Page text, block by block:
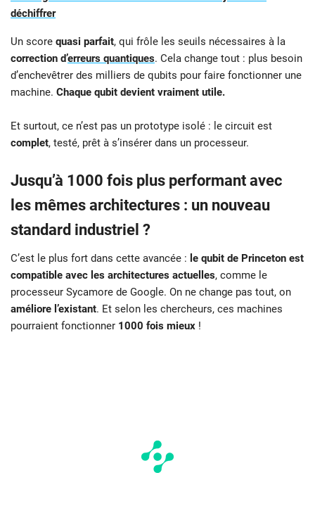
déchiffrer
Un score quasi parfait, qui frôle les seuils nécessaires à la
correction d’erreurs quantiques. Cela change tout : plus besoin
d’enchevêtrer des milliers de qubits pour faire fonctionner une
machine. Chaque qubit devient vraiment utile.
Et surtout, ce n’est pas un prototype isolé : le circuit est
complet, testé, prêt à s’insérer dans un processeur.
Jusqu’à 1000 fois plus performant avec
les mêmes architectures : un nouveau
standard industriel ?
C’est le plus fort dans cette avancée : le qubit de Princeton est
compatible avec les architectures actuelles, comme le
processeur Sycamore de Google. On ne change pas tout, on
améliore l’existant. Et selon les chercheurs, ces machines
pourraient fonctionner 1000 fois mieux !